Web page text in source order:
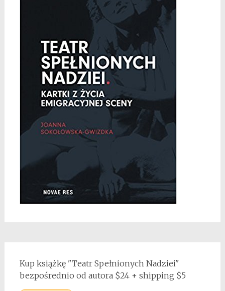
Kup książkę "Teatr Spełnionych Nadziei"
bezpośrednio od autora $24 + shipping $5